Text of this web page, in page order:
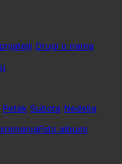
Drugi o nama
Petak Subota Nedelja
Foto albumi